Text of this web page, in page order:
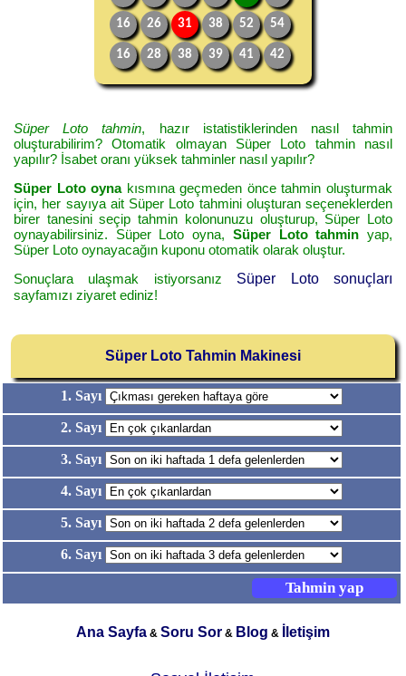
16 26 31 38 52 54
16 28 38 39 41 42
Süper Loto tahmin, hazır istatistiklerinden nasıl tahmin
oluşturabilirim? Otomatik olmayan Süper Loto tahmin nasıl
yapılır? İsabet oranı yüksek tahminler nasıl yapılır?
Süper Loto oynakısmına geçmeden önce tahmin oluşturmak
için, her sayıya ait Süper Loto tahmini oluşturan seçeneklerden
birer tanesini seçip tahmin kolonunuzu oluşturup, Süper Loto
oynayabilirsiniz. Süper Loto oyna, Süper Loto tahmin yap,
Süper Loto oynayacağın kuponu otomatik olarak oluştur.
Sonuçlara ulaşmak istiyorsanız Süper Loto sonuçları
sayfamızı ziyaret ediniz!
Süper Loto Tahmin Makinesi
1. Sayı
2. Sayı
3. Sayı
4. Sayı
5. Sayı
6. Sayı
Ana Sayfa& Soru Sor& Blog & İletişim